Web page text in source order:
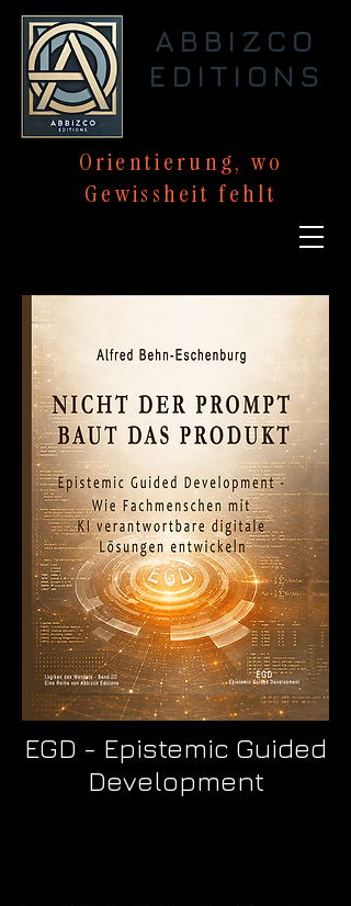
ABBIZCO
EDITIONS
Orientierung,wo
Gewissheitfehlt
EGD - Epistemic Guided
Development